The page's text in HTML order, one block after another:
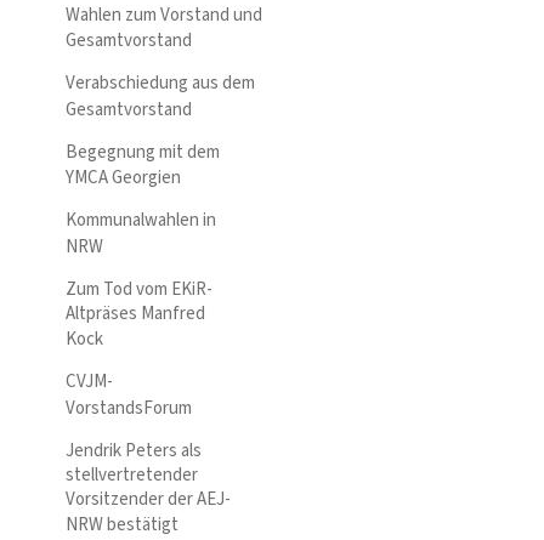
Wahlen zum Vorstand und
Gesamtvorstand
Verabschiedung aus dem
Gesamtvorstand
Begegnung mit dem
YMCA Georgien
Kommunalwahlen in
NRW
Zum Tod vom EKiR-
Altpräses Manfred
Kock
CVJM-
VorstandsForum
Jendrik Peters als
stellvertretender
Vorsitzender der AEJ-
NRW bestätigt